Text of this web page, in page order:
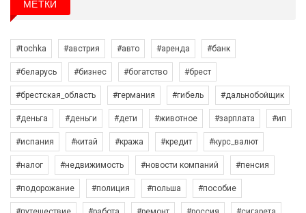
МЕТКИ
#tochka #австрия #авто #аренда #банк
#беларусь #бизнес #богатство #брест
#брестская_область #германия #гибель #дальнобойщик
#деньга #деньги #дети #животное #зарплата #ип
#испания #китай #кража #кредит #курс_валют
#налог #недвижимость #новости компаний #пенсия
#подорожание #полиция #польша #пособие